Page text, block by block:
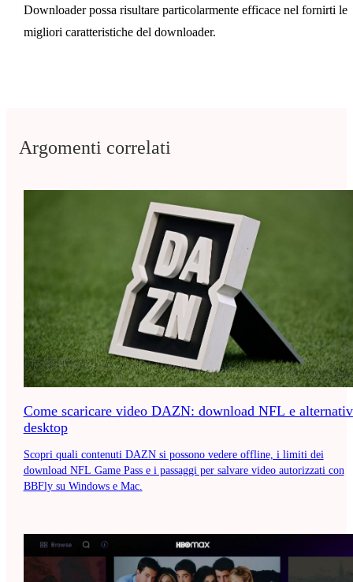
Downloader possa risultare particolarmente efficace nel fornirti le
migliori caratteristiche del downloader.
Argomenti correlati
Come scaricare video DAZN: download NFL e
desktop
Scopri quali contenuti DAZN si possono vedere offline, i limiti dei
download NFL Game Pass e i passaggi per salvare video autorizzati con
BBFly su Windows e Mac.